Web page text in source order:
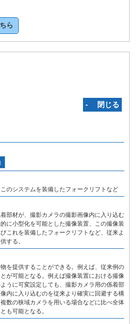
ら
‐ 閉じる
のシステムを装備したフォークリフトなど
部材が、撮影カメラの撮影画像内に入り込む
に小型化を可能とした撮像装置、この撮像装
これを装備したフォークリフトなど、従来よ
する。
を提供することができる。例えば、従来例の
が可能となる。例えば撮像装置における撮像
うに可変設定しても、撮影カメラ用の係着部
内に入り込むのを従来より確実に回避する構
数の狭域カメラを用いる場合などに比べ全体
も可能となる。